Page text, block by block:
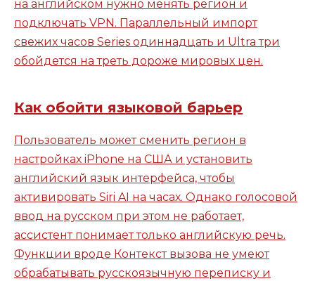
на английском нужно менять регион и
подключать VPN. Параллельный импорт
свежих часов Series одиннадцать и Ultra три
обойдется на треть дороже мировых цен.
Как обойти языковой барьер
Пользователь может сменить регион в
настройках iPhone на США и установить
английский язык интерфейса, чтобы
активировать Siri AI на часах. Однако голосовой
ввод на русском при этом не работает,
ассистент понимает только английскую речь.
Функции вроде Контекст вызова не умеют
обрабатывать русскоязычную переписку и